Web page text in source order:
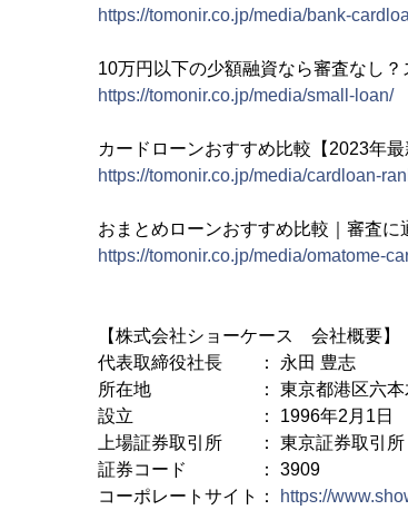
https://tomonir.co.jp/media/bank-
10万円以下の少額融資なら審査なし
https://tomonir.co.jp/media/small-loan/
カードローンおすすめ比較【2023年
https://tomonir.co.jp/media/cardloan-
おまとめローンおすすめ比較｜審査に
https://tomonir.co.jp/media/omatome-
【株式会社ショーケース 会社概要】
代表取締役社長 ： 永田 豊志
所在地 ： 東京都港区六本木1-
設立 ： 1996年2月1日
上場証券取引所 ： 東京証券取引
証券コード ： 3909
コーポレートサイト：
https://